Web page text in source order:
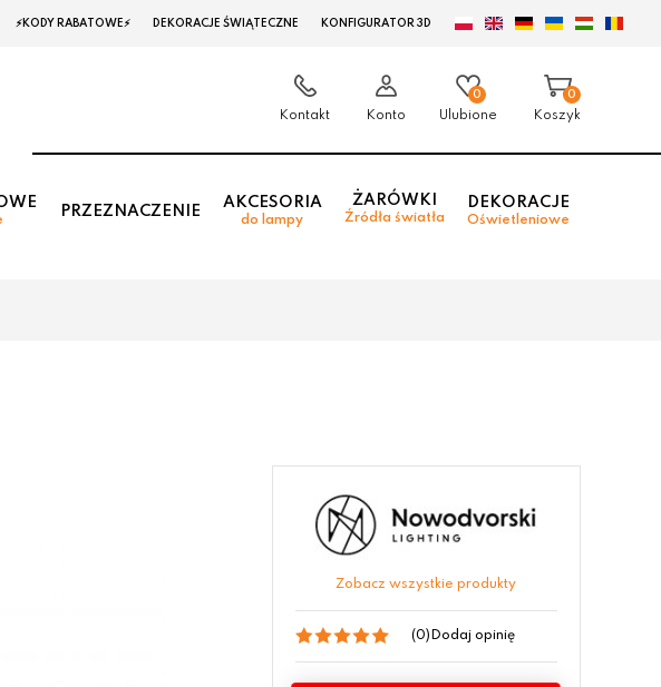
⚡KODY RABATOWE⚡ DEKORACJE ŚWIĄTECZNE KONFIGURATOR 3D
Kontakt Konto
0
Ulubione
0
Koszyk
PRZEZNACZENIE
AKCESORIA
do lampy
ŻARÓWKI
Źródła światła
DEKORACJE
Oświetleniowe
Zobacz wszystkie produkty
(0) Dodaj opinię